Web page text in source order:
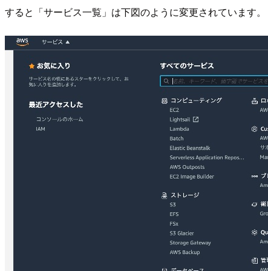
すると「サービス一覧」は下図のように変更されています。